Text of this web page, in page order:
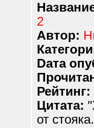
2
Автор:
Dата
Рейтинг:
Цитата:
от